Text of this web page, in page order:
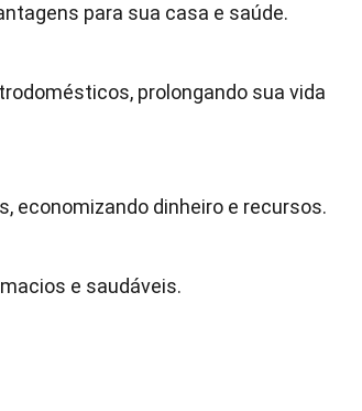
para sua casa e saúde.
prolongando sua vida
economizando dinheiro e recursos.
e saudáveis.